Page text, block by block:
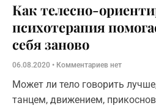
Как телесно-
психотерапия
себя заново
06.08.2020 Комментариев нет
Может ли тело говорить
танцем, движением,